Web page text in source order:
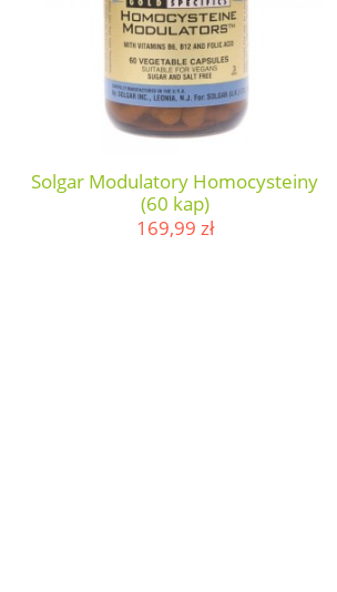
Solgar Modulatory Homocysteiny
(60 kap)
169,99 zł